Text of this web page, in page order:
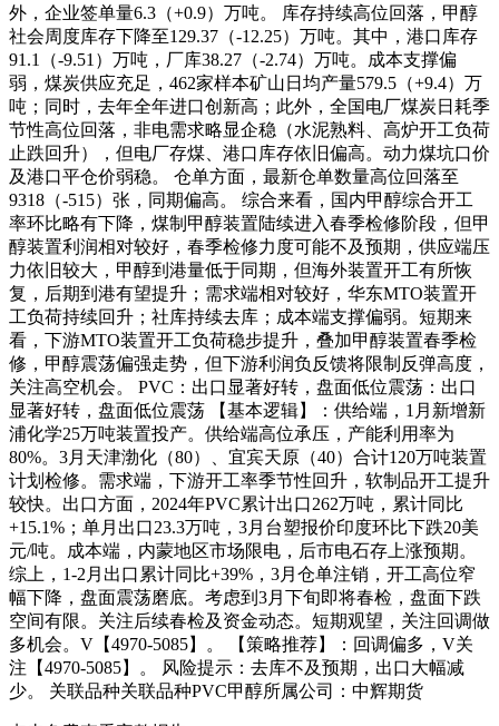
外，企业签单量6.3（+0.9）万吨。 库存持续高位回落，甲醇
社会周度库存下降至129.37（-12.25）万吨。其中，港口库存
91.1（-9.51）万吨，厂库38.27（-2.74）万吨。成本支撑偏
弱，煤炭供应充足，462家样本矿山日均产量579.5（+9.4）万
吨；同时，去年全年进口创新高；此外，全国电厂煤炭日耗季
节性高位回落，非电需求略显企稳（水泥熟料、高炉开工负荷
止跌回升），但电厂存煤、港口库存依旧偏高。动力煤坑口价
及港口平仓价弱稳。 仓单方面，最新仓单数量高位回落至
9318（-515）张，同期偏高。 综合来看，国内甲醇综合开工
率环比略有下降，煤制甲醇装置陆续进入春季检修阶段，但甲
醇装置利润相对较好，春季检修力度可能不及预期，供应端压
力依旧较大，甲醇到港量低于同期，但海外装置开工有所恢
复，后期到港有望提升；需求端相对较好，华东MTO装置开
工负荷持续回升；社库持续去库；成本端支撑偏弱。短期来
看，下游MTO装置开工负荷稳步提升，叠加甲醇装置春季检
修，甲醇震荡偏强走势，但下游利润负反馈将限制反弹高度，
关注高空机会。 PVC：出口显著好转，盘面低位震荡：出口
显著好转，盘面低位震荡 【基本逻辑】：供给端，1月新增新
浦化学25万吨装置投产。供给端高位承压，产能利用率为
80%。3月天津渤化（80）、宜宾天原（40）合计120万吨装置
计划检修。需求端，下游开工率季节性回升，软制品开工提升
较快。出口方面，2024年PVC累计出口262万吨，累计同比
+15.1%；单月出口23.3万吨，3月台塑报价印度环比下跌20美
元/吨。成本端，内蒙地区市场限电，后市电石存上涨预期。
综上，1-2月出口累计同比+39%，3月仓单注销，开工高位窄
幅下降，盘面震荡磨底。考虑到3月下旬即将春检，盘面下跌
空间有限。关注后续春检及资金动态。短期观望，关注回调做
多机会。V【4970-5085】。 【策略推荐】：回调偏多，V关
注【4970-5085】。 风险提示：去库不及预期，出口大幅减
少。 关联品种关联品种PVC甲醇所属公司：中辉期货